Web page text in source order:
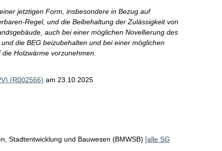
jetztigen Form, insbesondere in Bezug auf
Regel, und die Beibehaltung der Zulässigkeit von
auch bei einer möglichen Novellierung des
die BEG beizubehalten und bei einer möglichen
Holzwärme vorzunehmen.
(R002566) am 23.10.2025
Stadtentwicklung und Bauwesen (BMWSB) [alle SG